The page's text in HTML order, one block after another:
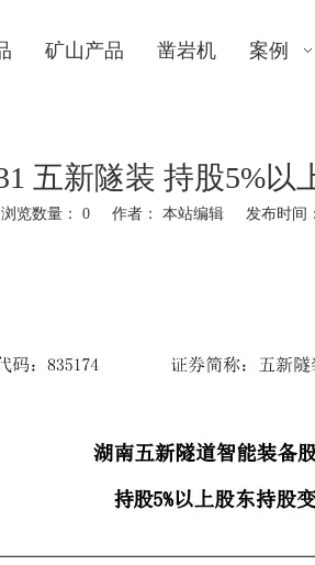
矿山产品 凿岩机 案例
五新隧装 持股5%
浏览数量： 0作者： 本站编辑 发布时间